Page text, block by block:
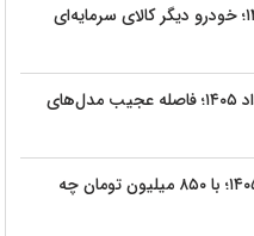
ریزش قیمت خودرو در نیمه مرداد ۱۴۰۵؛ خودرو دیگر کالای سرمایه‌ای
قیمت یخچال فریزر دوقلو امروز ۱۴ مرداد ۱۴۰۵؛ فاصله عجیب مدل‌های
قیمت پژو ۲۰۶ کارکرده امروز ۱۴ مرداد ۱۴۰۵؛ با ۸۵۰ میلیون تومان چه